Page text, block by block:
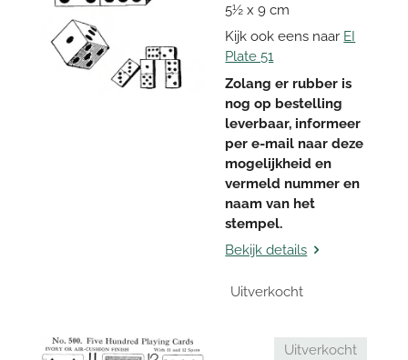
5½ x 9 cm
Kijk ook eens naar EI
Plate 51
Zolang er rubber is
nog op bestelling
leverbaar, informeer
per e-mail naar deze
mogelijkheid en
vermeld nummer en
naam van het
stempel.
Bekijk details
Uitverkocht
Uitverkocht